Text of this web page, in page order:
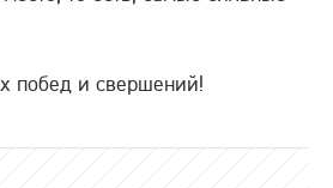
побед и свершений!